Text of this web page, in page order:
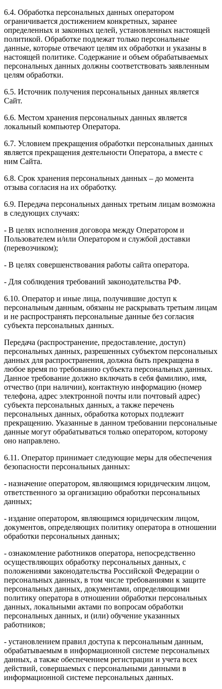
6.4. Обработка персональных данных оператором
ограничивается достижением конкретных, заранее
определенных и законных целей, установленных настоящей
политикой. Обработке подлежат только персональные
данные, которые отвечают целям их обработки и указаны в
настоящей политике. Содержание и объем обрабатываемых
персональных данных должны соответствовать заявленным
целям обработки.
6.5. Источник получения персональных данных является
Сайт.
6.6. Местом хранения персональных данных является
локальный компьютер Оператора.
6.7. Условием прекращения обработки персональных данных
является прекращения деятельности Оператора, а вместе с
ним Сайта.
6.8. Срок хранения персональных данных – до момента
отзыва согласия на их обработку.
6.9. Передача персональных данных третьим лицам возможна
в следующих случаях:
- В целях исполнения договора между Оператором и
Пользователем и/или Оператором и службой доставки
(перевозчиком);
- В целях совершенствования работы сайта оператора.
- Для соблюдения требований законодательства РФ.
6.10. Оператор и иные лица, получившие доступ к
персональным данным, обязаны не раскрывать третьим лицам
и не распространять персональные данные без согласия
субъекта персональных данных.
Передача (распространение, предоставление, доступ)
персональных данных, разрешенных субъектом персональных
данных для распространения, должна быть прекращена в
любое время по требованию субъекта персональных данных.
Данное требование должно включать в себя фамилию, имя,
отчество (при наличии), контактную информацию (номер
телефона, адрес электронной почты или почтовый адрес)
субъекта персональных данных, а также перечень
персональных данных, обработка которых подлежит
прекращению. Указанные в данном требовании персональные
данные могут обрабатываться только оператором, которому
оно направлено.
6.11. Оператор принимает следующие меры для обеспечения
безопасности персональных данных:
- назначение оператором, являющимся юридическим лицом,
ответственного за организацию обработки персональных
данных;
- издание оператором, являющимся юридическим лицом,
документов, определяющих политику оператора в отношении
обработки персональных данных;
- ознакомление работников оператора, непосредственно
осуществляющих обработку персональных данных, с
положениями законодательства Российской Федерации о
персональных данных, в том числе требованиями к защите
персональных данных, документами, определяющими
политику оператора в отношении обработки персональных
данных, локальными актами по вопросам обработки
персональных данных, и (или) обучение указанных
работников;
- установлением правил доступа к персональным данным,
обрабатываемым в информационной системе персональных
данных, а также обеспечением регистрации и учета всех
действий, совершаемых с персональными данными в
информационной системе персональных данных.